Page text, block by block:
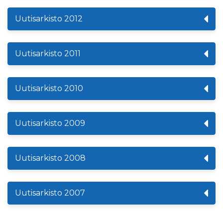
Uutisarkisto 2012
Uutisarkisto 2011
Uutisarkisto 2010
Uutisarkisto 2009
Uutisarkisto 2008
Uutisarkisto 2007